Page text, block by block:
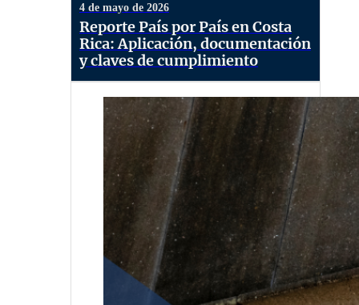
4 de mayo de 2026
Reporte País por País en Costa
Rica: Aplicación, documentación
y claves de cumplimiento